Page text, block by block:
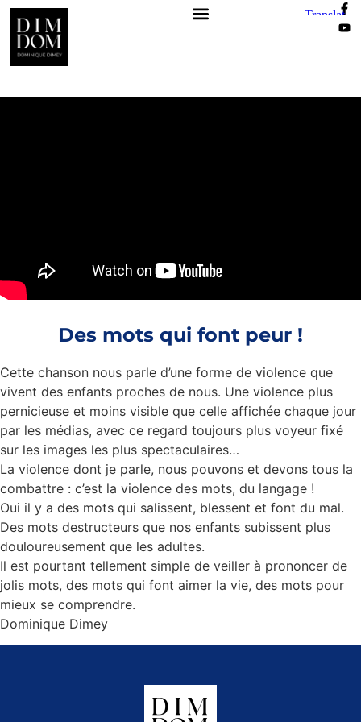
Des mots qui font peur !
Cette chanson nous parle d’une forme de violence que
vivent des enfants proches de nous. Une violence plus
pernicieuse et moins visible que celle affichée chaque jour
par les médias, avec ce regard toujours plus voyeur fixé
sur les images les plus spectaculaires…
La violence dont je parle, nous pouvons et devons tous la
combattre : c’est la violence des mots, du langage !
Oui il y a des mots qui salissent, blessent et font du mal.
Des mots destructeurs que nos enfants subissent plus
douloureusement que les adultes.
Il est pourtant tellement simple de veiller à prononcer de
jolis mots, des mots qui font aimer la vie, des mots pour
mieux se comprendre.
Dominique Dimey